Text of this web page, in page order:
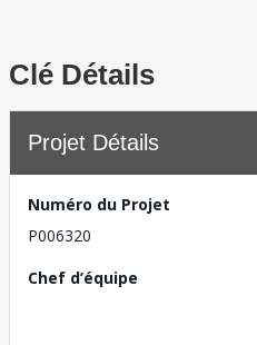
Clé Détails
Projet Détails
Numéro du Projet
P006320
Chef d’équipe